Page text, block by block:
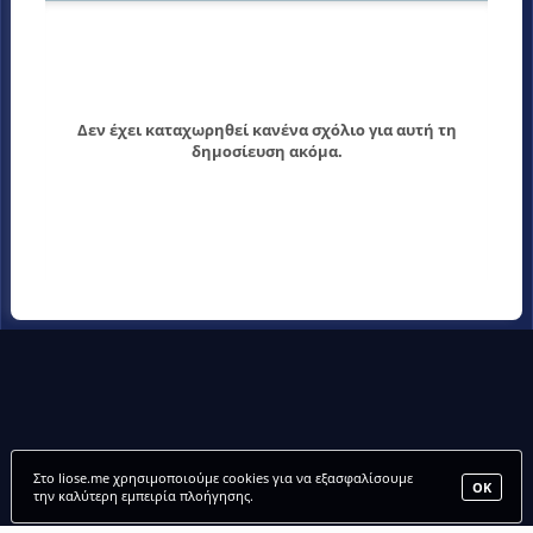
Δεν έχει καταχωρηθεί κανένα σχόλιο για αυτή τη
δημοσίευση ακόμα.
ΟΚ
Στο liose.me χρησιμοποιούμε cookies για να εξασφαλίσουμε
την καλύτερη εμπειρία πλοήγησης.